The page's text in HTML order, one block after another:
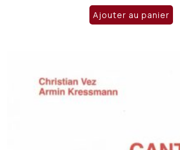
Ajouter au panier